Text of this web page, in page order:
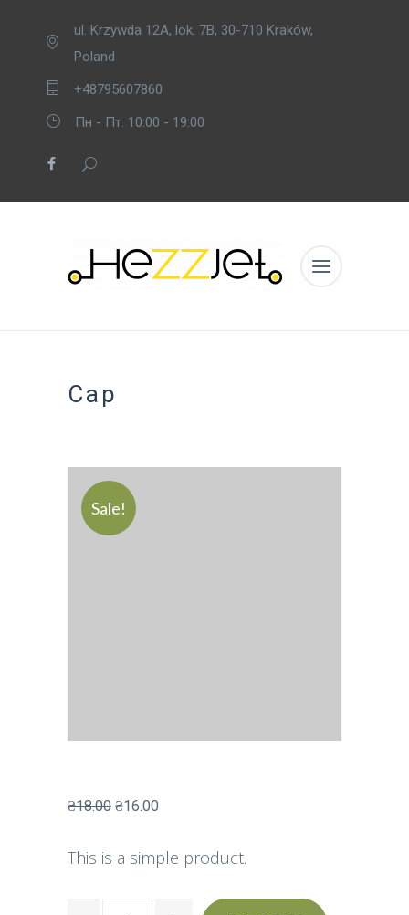
ul. Krzywda 12A, lok. 7B, 30-710 Kraków,
Poland
+48795607860
Пн - Пт: 10:00 - 19:00
Cap
Sale!
₴18.00 ₴16.00
This is a simple product.